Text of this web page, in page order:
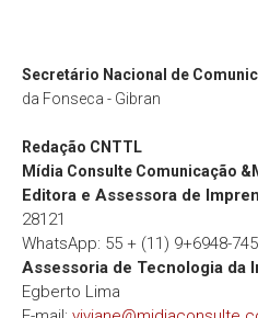
Secretário Nacional de
da Fonseca - Gibran
Redação CNTTL
Mídia Consulte Comunicação
Editora e Assessora de
28121
WhatsApp: 55 + (11) 9+6948-
Assessoria de Tecnologia da
Egberto Lima